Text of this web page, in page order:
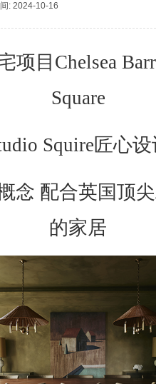
: 2024-10-16
项目Chelsea
Square
Squire匠心
念 配合英国顶
的家居